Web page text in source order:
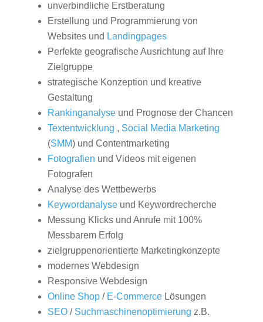
unverbindliche Erstberatung
Erstellung und Programmierung von
Websites und Landingpages
Perfekte geografische Ausrichtung auf Ihre
Zielgruppe
strategische Konzeption und kreative
Gestaltung
Rankinganalyseund Prognose der Chancen
Textentwicklung , Social Media Marketing
(SMM) und Contentmarketing
Fotografien und Videos mit eigenen
Fotografen
Analyse des Wettbewerbs
Keywordanalyseund Keywordrecherche
Messung Klicks und Anrufe mit 100%
Messbarem Erfolg
zielgruppenorientierte Marketingkonzepte
modernes Webdesign
Responsive Webdesign
Online Shop/ E-CommerceLösungen
SEO/ Suchmaschinenoptimierung z.B.